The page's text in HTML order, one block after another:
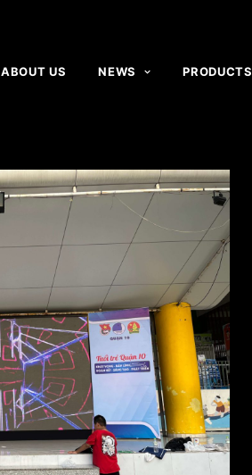
ABOUT US NEWS PRODUCTS